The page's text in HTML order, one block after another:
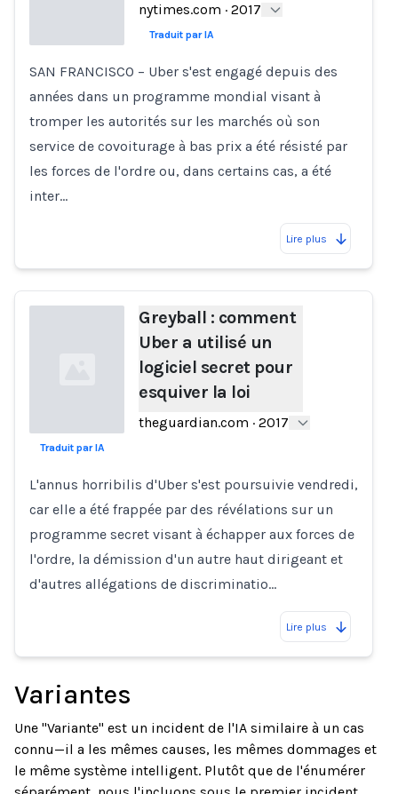
nytimes.com · 2017
Traduit par IA
SAN FRANCISCO – Uber s'est engagé depuis des
années dans un programme mondial visant à
tromper les autorités sur les marchés où son
service de covoiturage à bas prix a été résisté par
les forces de l'ordre ou, dans certains cas, a été
inter…
Lire plus
Greyball : comment
Uber a utilisé un
logiciel secret pour
esquiver la loi
theguardian.com · 2017
Traduit par IA
L'annus horribilis d'Uber s'est poursuivie vendredi,
car elle a été frappée par des révélations sur un
programme secret visant à échapper aux forces de
l'ordre, la démission d'un autre haut dirigeant et
d'autres allégations de discriminatio…
Lire plus
Variantes
Une "Variante" est un incident de l'IA similaire à un cas
connu—il a les mêmes causes, les mêmes dommages et
le même système intelligent. Plutôt que de l'énumérer